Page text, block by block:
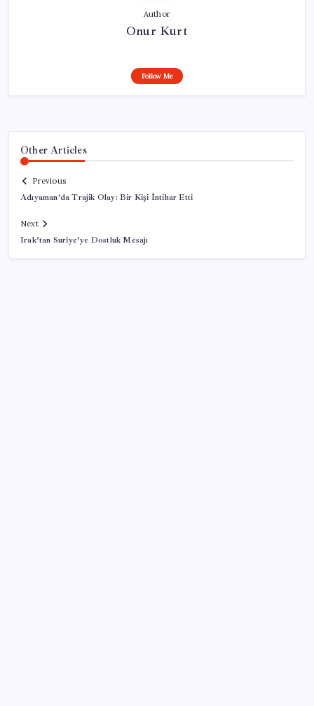
Author
Onur Kurt
Follow Me
Other Articles
Previous
Adıyaman’da Trajik Olay: Bir Kişi İntihar Etti
Next
Irak’tan Suriye’ye Dostluk Mesajı